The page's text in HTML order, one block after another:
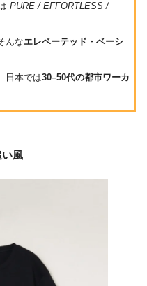
PURE / EFFORTLESS /
んなエレベーテッド・ベーシ
日本では30–50代の都市ワーカ
風